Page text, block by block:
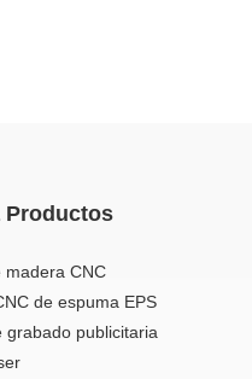
Productos
madera CNC
de espuma EPS
grabado publicitaria